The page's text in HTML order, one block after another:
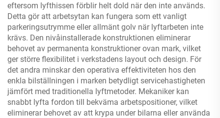
eftersom lyfthissen förblir helt dold när den inte används.
Detta gör att arbetsytan kan fungera som ett vanligt
parkeringsutrymme eller allmänt golv när lyftarbeten inte
krävs. Den nivåinstallerade konstruktionen eliminerar
behovet av permanenta konstruktioner ovan mark, vilket
ger större flexibilitet i verkstadens layout och design. För
det andra minskar den operativa effektiviteten hos den
enkla bilställningen i marken betydligt servicehastigheten
jämfört med traditionella lyftmetoder. Mekaniker kan
snabbt lyfta fordon till bekväma arbetspositioner, vilket
eliminerar behovet av att krypa under bilarna eller använda